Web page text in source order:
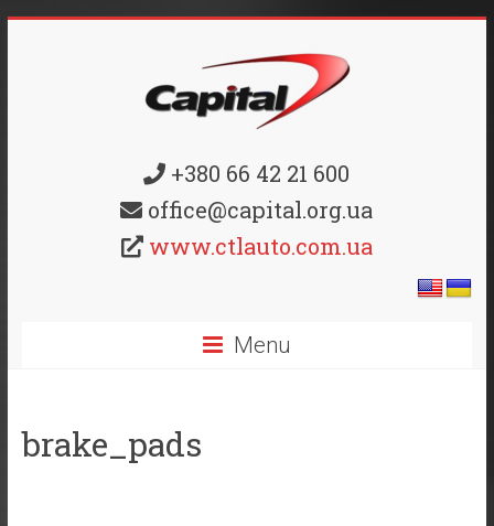
+380 66 42 21 600
office@capital.org.ua
www.ctlauto.com.ua
Menu
brake_pads